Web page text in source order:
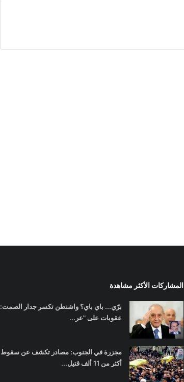
المشاركات الأكثر مشاهدة
برّي... باي باي؟ واشنطن تكسر جدار الصمت:
عقوبات على "عر...
مجزرة في الجنوب: مصادر تكشف عن سقوط
أكثر من 11 ألف قتيل...